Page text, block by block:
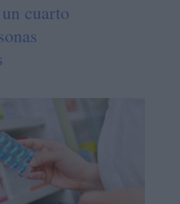
cuarto